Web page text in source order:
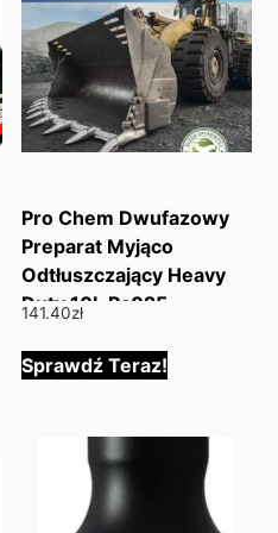
Pro Chem Dwufazowy
Preparat Myjąco
Odtłuszczający Heavy
Duty 10L Pc025
141.40zł
Sprawdź Teraz!